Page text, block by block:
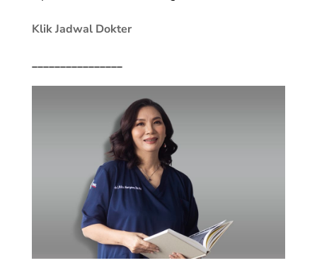
Klik Jadwal Dokter
________________